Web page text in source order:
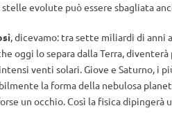
evolute può essere sbagliata
, dicevamo: tra sette miliardi di anni
oggi lo separa dalla Terra,
venti solari. Giove e Saturno, i
la forma della nebulosa
un occhio. Così la fisica